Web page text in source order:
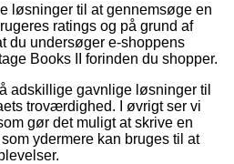
løsninger til at gennemsøge en
ratings og på grund af
du undersøger e-shoppens
Books II forinden du shopper.
adskillige gavnlige løsninger til
troværdighed. I øvrigt ser vi
gør det muligt at skrive en
ydermere kan bruges til at